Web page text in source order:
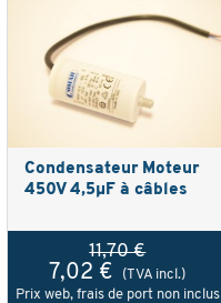
Condensateur Moteur
450V 4,5µF à câbles
11,70 €
7,02 €
(TVA incl.)
Prix web, frais de port non inclus